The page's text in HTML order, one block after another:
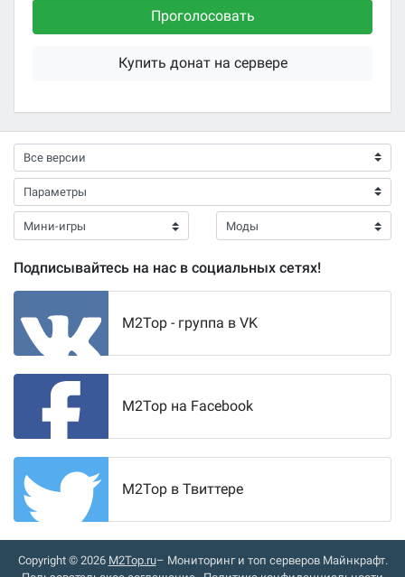
Проголосовать
Купить донат на сервере
Подписывайтесь на нас в социальных сетях!
M2Top - группа в VK
M2Top на Facebook
M2Top в Твиттере
Copyright © 2026 M2Top.ru– Мониторинг и топ серверов Майнкрафт.